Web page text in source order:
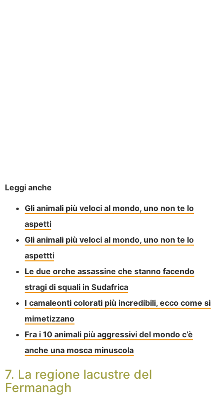
Leggi anche
Gli animali più veloci al mondo, uno non te lo
aspetti
Gli animali più veloci al mondo, uno non te lo
aspettti
Le due orche assassine che stanno facendo
stragi di squali in Sudafrica
I camaleonti colorati più incredibili, ecco come si
mimetizzano
Fra i 10 animali più aggressivi del mondo c’è
anche una mosca minuscola
7. La regione lacustre del
Fermanagh